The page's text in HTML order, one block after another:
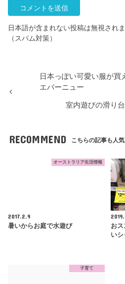
日本語が含まれない投稿は無視され
（スパム対策）
日本っぽい可愛い服が
エバーニュー
室内遊びの滑り
RECOMMEND こちらの記事も人気
オーストラリア生活情報
2017.2.9
暑いからお庭で水遊び
お
い
子育て